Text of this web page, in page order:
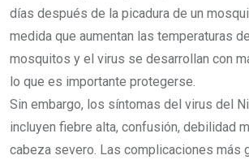
días después de la picadura de un
medida que aumentan las temperaturas
mosquitos y el virus se desarrollan con
lo que es importante protegerse.
Sin embargo, los síntomas del virus del
incluyen fiebre alta, confusión, debilidad
cabeza severo. Las complicaciones más